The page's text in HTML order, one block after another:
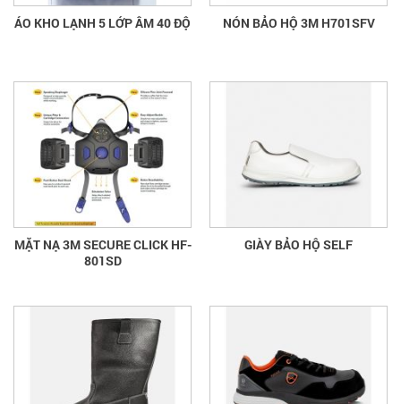
ÁO KHO LẠNH 5 LỚP ÂM 40 ĐỘ NÓN BẢO HỘ 3M H701SFV
MẶT NẠ 3M SECURE CLICK HF-
801SD
GIÀY BẢO HỘ SELF